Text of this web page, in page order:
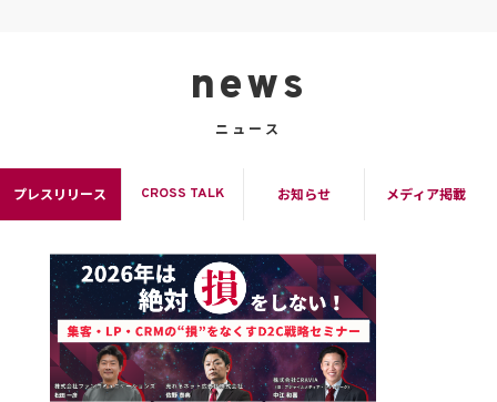
news
ニュース
プレスリリース CROSS TALK お知らせ メディア掲載